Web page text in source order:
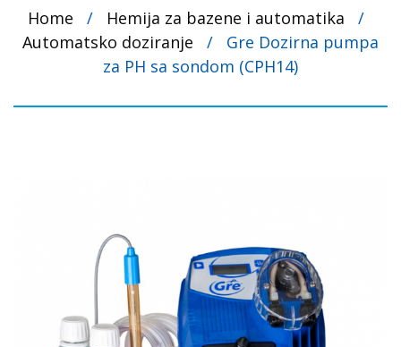
Home / Hemija za bazene i automatika
/
Automatsko doziranje
/
Gre Dozirna pumpa
za PH sa sondom (CPH14)